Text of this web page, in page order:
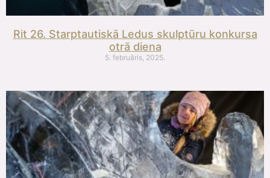
Rit 26. Starptautiskā Ledus skulptūru konkursa
otrā diena
5. februāris, 2025.